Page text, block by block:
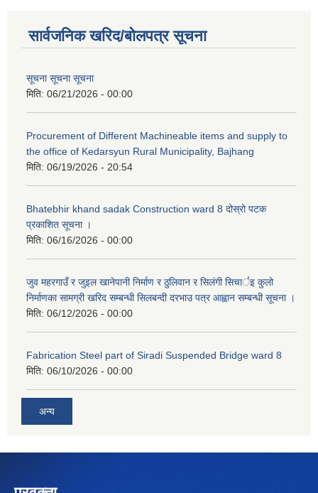
सार्वजनिक खरिद/बोलपत्र सूचना
सूचना सूचना सूचना
मिति: 06/21/2026 - 00:00
Procurement of Different Machineable items and supply to
the office of Kedarsyun Rural Municipality, Bajhang
मिति: 06/19/2026 - 20:54
Bhatebhir khand sadak Construction ward 8 दोस्रो पटक
प्रकाशित सूचना ।
मिति: 06/16/2026 - 00:00
जुव महरगाउँ र जुइल खानेपानी निर्माण र ठुलिवान र सिलंगी सिचार्इ कुलो
निर्माणका सामग्री खरिद सम्बन्धी सिलबन्दी दरभाउ पत्र आह्वान सम्बन्धी सूचना ।
मिति: 06/12/2026 - 00:00
Fabrication Steel part of Siradi Suspended Bridge ward 8
मिति: 06/10/2026 - 00:00
अन्य